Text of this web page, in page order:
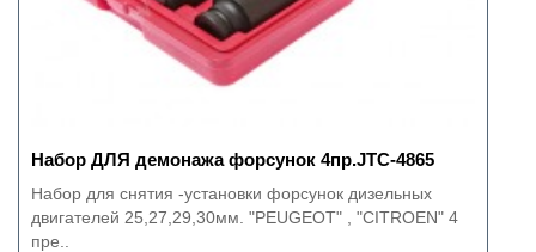
Набор ДЛЯ демонажа форсунок 4пр.JTC-4865
Набор для снятия -установки форсунок дизельных
двигателей 25,27,29,30мм. "PEUGEOT" , "CITROEN" 4
пре..